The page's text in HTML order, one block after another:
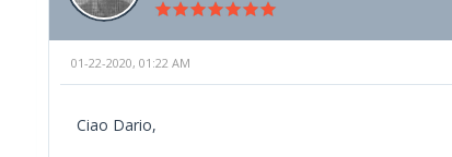
01-22-2020, 01:22 AM
Ciao Dario,